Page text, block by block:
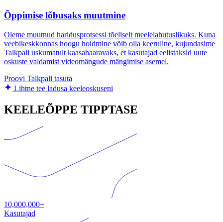
Õppimise lõbusaks muutmine
Oleme muutnud haridusprotsessi tõeliselt meelelahutuslikuks. Kuna
veebikeskkonnas hoogu hoidmine võib olla keeruline, kujundasime
Talkpali uskumatult kaasahaaravaks, et kasutajad eelistaksid uute
oskuste valdamist videomängude mängimise asemel.
Proovi Talkpali tasuta
Lihtne tee ladusa keeleoskuseni
KEELEÕPPE TIPPTASE
10,000,000+
Kasutajad